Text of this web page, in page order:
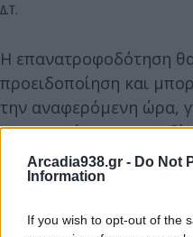
Arcadia938.gr - Do Not
Information
If you wish to opt-out of the
Δ.Τ.
Η επανατροφοδότηση θα
προειδοποίηση και
την αναφερόμενη ώρα,
εγκαταστάσεις και τα
θεωρούνται ότι
στους αγωγούς ή σε